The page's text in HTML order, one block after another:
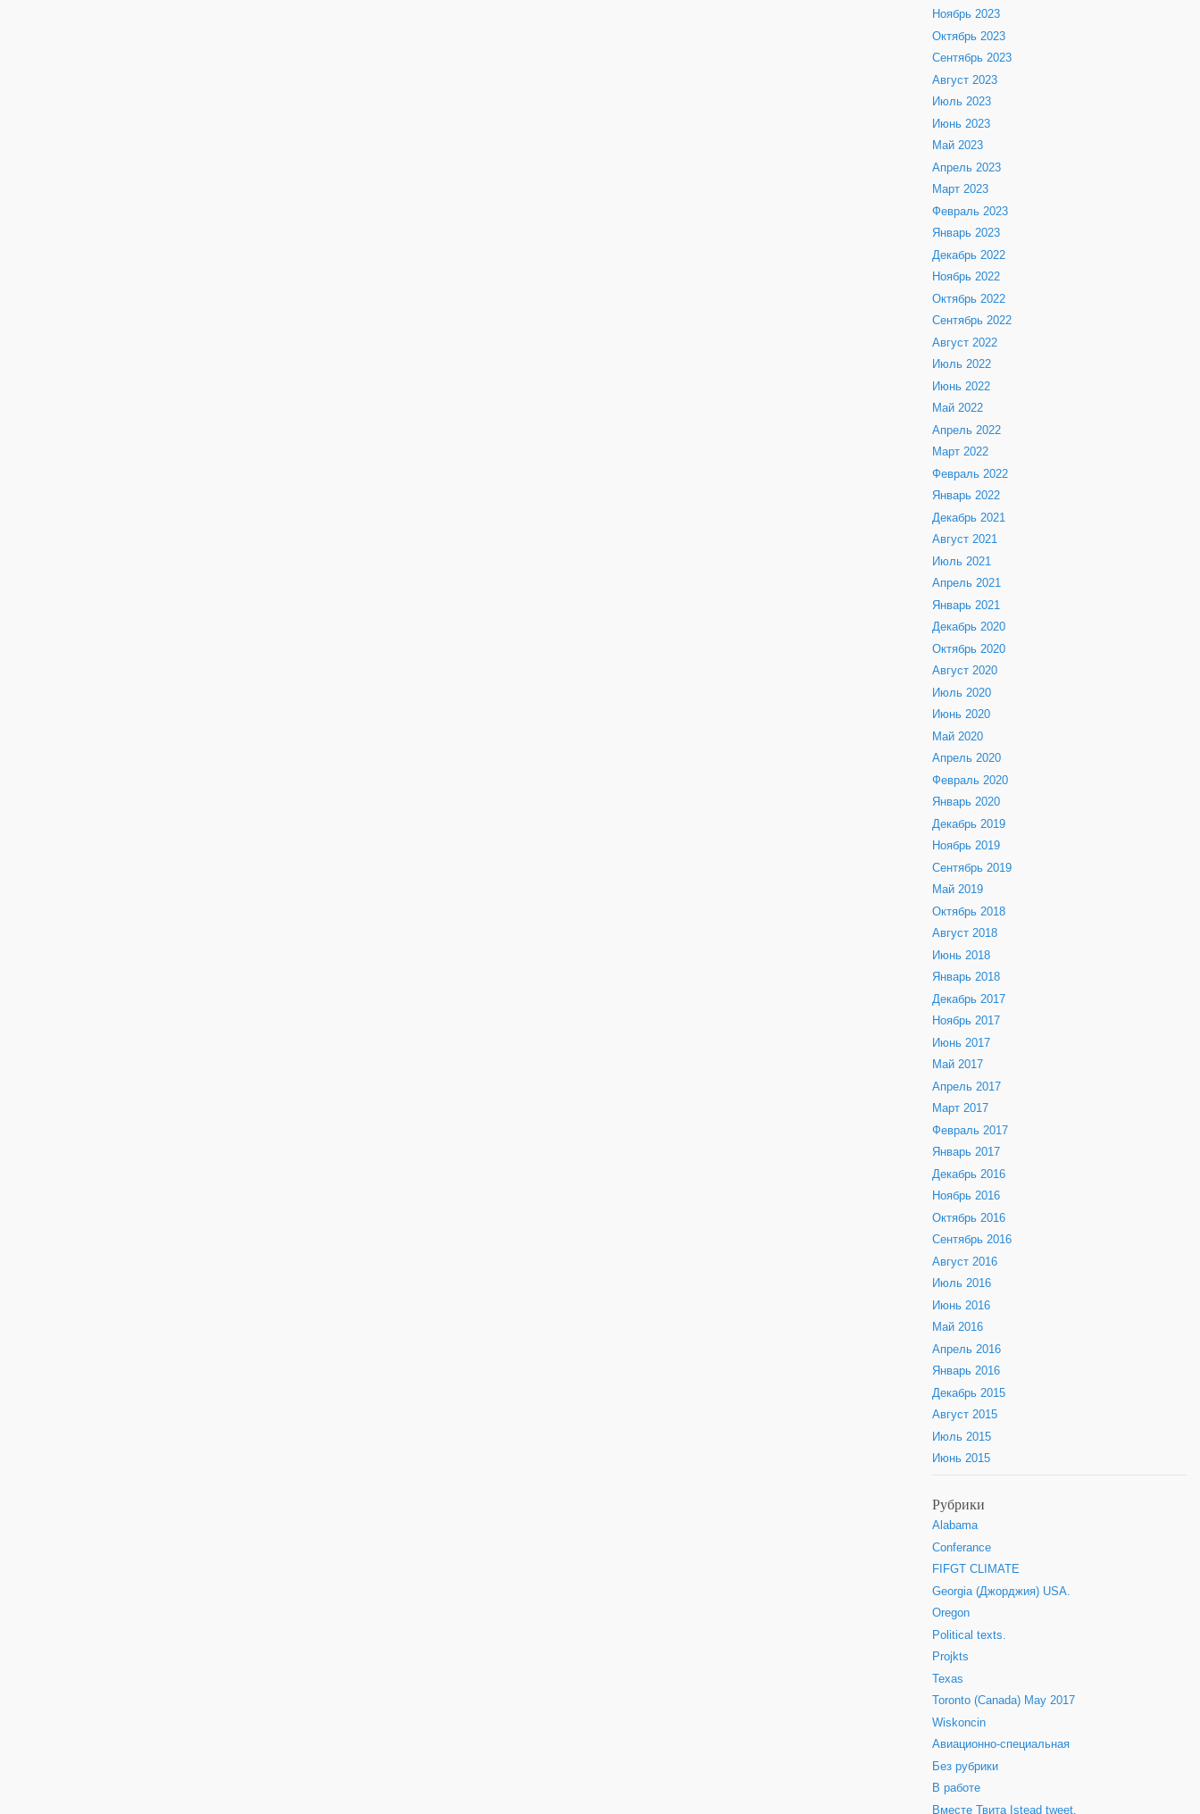
Ноябрь 2023
Октябрь 2023
Сентябрь 2023
Август 2023
Июль 2023
Июнь 2023
Май 2023
Апрель 2023
Март 2023
Февраль 2023
Январь 2023
Декабрь 2022
Ноябрь 2022
Октябрь 2022
Сентябрь 2022
Август 2022
Июль 2022
Июнь 2022
Май 2022
Апрель 2022
Март 2022
Февраль 2022
Январь 2022
Декабрь 2021
Август 2021
Июль 2021
Апрель 2021
Январь 2021
Декабрь 2020
Октябрь 2020
Август 2020
Июль 2020
Июнь 2020
Май 2020
Апрель 2020
Февраль 2020
Январь 2020
Декабрь 2019
Ноябрь 2019
Сентябрь 2019
Май 2019
Октябрь 2018
Август 2018
Июнь 2018
Январь 2018
Декабрь 2017
Ноябрь 2017
Июнь 2017
Май 2017
Апрель 2017
Март 2017
Февраль 2017
Январь 2017
Декабрь 2016
Ноябрь 2016
Октябрь 2016
Сентябрь 2016
Август 2016
Июль 2016
Июнь 2016
Май 2016
Апрель 2016
Январь 2016
Декабрь 2015
Август 2015
Июль 2015
Июнь 2015
Рубрики
Alabama
Conferance
FIFGT CLIMATE
Georgia (Джорджия) USA.
Oregon
Political texts.
Projkts
Texas
Toronto (Canada) May 2017
Wiskoncin
Авиационно-специальная
Без рубрики
В работе
Вместе Твита Istead tweet.